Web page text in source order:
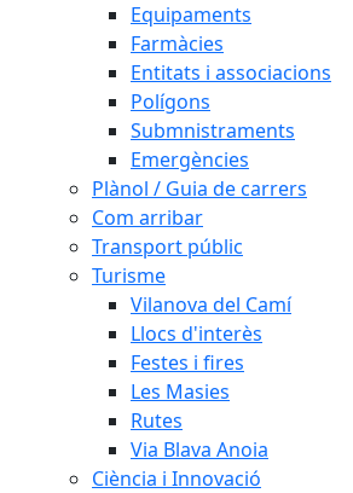
Equipaments
Farmàcies
Entitats i associacions
Polígons
Submnistraments
Emergències
Plànol / Guia de carrers
Com arribar
Transport públic
Turisme
Vilanova del Camí
Llocs d'interès
Festes i fires
Les Masies
Rutes
Via Blava Anoia
Ciència i Innovació